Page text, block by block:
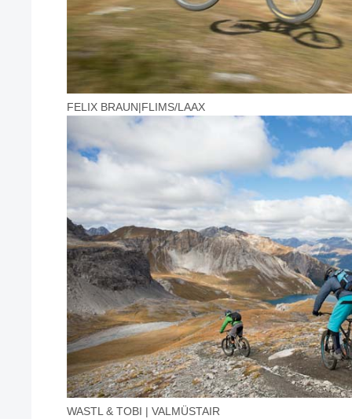
FELIX BRAUN|FLIMS/LAAX
WASTL & TOBI | VALMÜSTAIR